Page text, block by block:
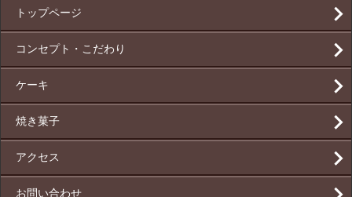
トップページ
コンセプト・こだわり
ケーキ
焼き菓子
アクセス
お問い合わせ